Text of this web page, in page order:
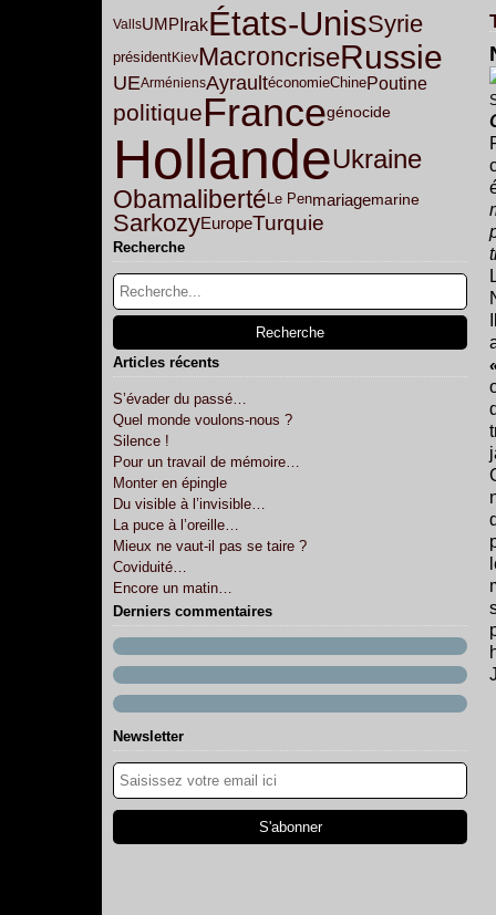
VallsUMPIrakÉtats-UnisSyrie
présidentKievMacroncriseRussie
UEArméniensAyraultéconomieChinePoutine
politiqueFrancegénocide
HollandeUkraine
Obamaliberté Le Penmariagemarine
SarkozyEuropeTurquie
Recherche
Articles récents
S’évader du passé…
Quel monde voulons-nous ?
Silence !
Pour un travail de mémoire…
Monter en épingle
Du visible à l’invisible…
La puce à l’oreille…
Mieux ne vaut-il pas se taire ?
Coviduité…
Encore un matin…
Derniers commentaires
Newsletter